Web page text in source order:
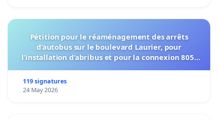
Pétition pour le réaménagement des arrêts
d’autobus sur le boulevard Laurier, pour
l’installation d’abribus et pour la connexion 805-
119 signatures
24 May 2026